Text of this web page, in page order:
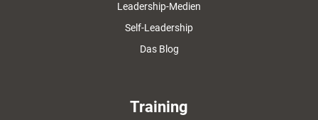
Leadership-Medien
Self-Leadership
Das Blog
Training